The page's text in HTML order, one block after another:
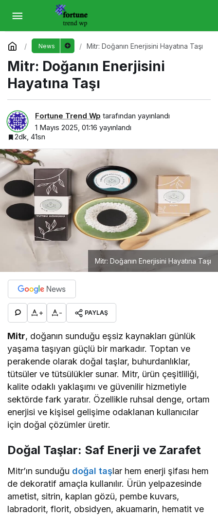
News Mitr: Doğanın Enerjisini Hayatına Taşı
Mitr: Doğanın Enerjisini
Hayatına Taşı
Fortune Trend Wp tarafından yayınlandı
1 Mayıs 2025, 01:16 yayınlandı
2dk, 41sn
Mitr: Doğanın Enerjisini Hayatına Taşı
+ - PAYLAŞ
Mitr, doğanın sunduğu eşsiz kaynakları günlük
yaşama taşıyan güçlü bir markadır. Toptan ve
perakende olarak doğal taşlar, buhurdanlıklar,
tütsüler ve tütsülükler sunar. Mitr, ürün çeşitliliği,
kalite odaklı yaklaşımı ve güvenilir hizmetiyle
sektörde fark yaratır. Özellikle ruhsal denge, ortam
enerjisi ve kişisel gelişime odaklanan kullanıcılar
için doğal çözümler üretir.
Doğal Taşlar: Saf Enerji ve Zarafet
Mitr’ın sunduğu doğal taşlar hem enerji şifası hem
de dekoratif amaçla kullanılır. Ürün yelpazesinde
ametist, sitrin, kaplan gözü, pembe kuvars,
labradorit, florit, obsidyen, akuamarin, hematit ve
Mitr: Doğanın Enerjisini Hayatına Taşı
Yorum Yap